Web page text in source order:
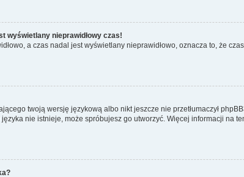
wyświetlany nieprawidłowy czas!
a czas nadal jest wyświetlany nieprawidłowo, oznacza to, że
twoją wersję językową albo nikt jeszcze nie przetłumaczył
nie istnieje, może spróbujesz go utworzyć. Więcej informacji na